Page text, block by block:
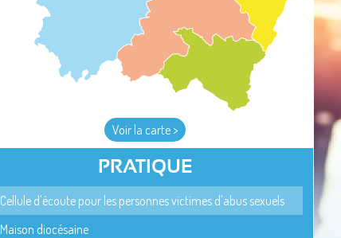
Voir la carte >
PRATIQUE
Cellule d'écoute pour les personnes victimes d'abus sexuels
Maison diocésaine